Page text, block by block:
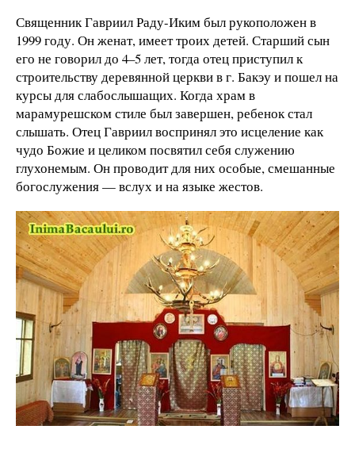
Священник Гавриил Раду-Иким был рукоположен в
1999 году. Он женат, имеет троих детей. Старший сын
его не говорил до 4–5 лет, тогда отец приступил к
строительству деревянной церкви в г. Бакэу и пошел на
курсы для слабослышащих. Когда храм в
марамурешском стиле был завершен, ребенок стал
слышать. Отец Гавриил воспринял это исцеление как
чудо Божие и целиком посвятил себя служению
глухонемым. Он проводит для них особые, смешанные
богослужения — вслух и на языке жестов.